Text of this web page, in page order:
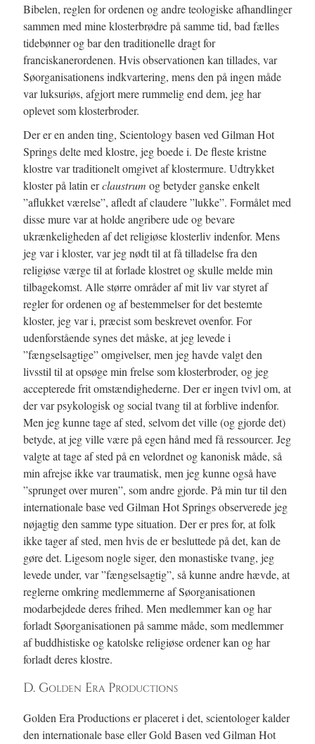
Bibelen, reglen for ordenen og andre teologiske afhandlinger
sammen med mine klosterbrødre på samme tid, bad fælles
tidebønner og bar den traditionelle dragt for
franciskanerordenen. Hvis observationen kan tillades, var
Søorganisationens indkvartering, mens den på ingen måde
var luksuriøs, afgjort mere rummelig end dem, jeg har
oplevet som klosterbroder.
Der er en anden ting, Scientology basen ved Gilman Hot
Springs delte med klostre, jeg boede i. De fleste kristne
klostre var traditionelt omgivet af klostermure. Udtrykket
kloster på latin erclaustrum og betyder ganske enkelt
”aflukket værelse”, afledt af claudere ”lukke”. Formålet med
disse mure var at holde angribere ude og bevare
ukrænkeligheden af det religiøse klosterliv indenfor. Mens
jeg var i kloster, var jeg nødt til at få tilladelse fra den
religiøse værge til at forlade klostret og skulle melde min
tilbagekomst. Alle større områder af mit liv var styret af
regler for ordenen og af bestemmelser for det bestemte
kloster, jeg var i, præcist som beskrevet ovenfor. For
udenforstående synes det måske, at jeg levede i
”fængselsagtige” omgivelser, men jeg havde valgt den
livsstil til at opsøge min frelse som klosterbroder, og jeg
accepterede frit omstændighederne. Der er ingen tvivl om, at
der var psykologisk og social tvang til at forblive indenfor.
Men jeg kunne tage af sted, selvom det ville (og gjorde det)
betyde, at jeg ville være på egen hånd med få ressourcer. Jeg
valgte at tage af sted på en velordnet og kanonisk måde, så
min afrejse ikke var traumatisk, men jeg kunne også have
”sprunget over muren”, som andre gjorde. På min tur til den
internationale base ved Gilman Hot Springs observerede jeg
nøjagtig den samme type situation. Der er pres for, at folk
ikke tager af sted, men hvis de er besluttede på det, kan de
gøre det. Ligesom nogle siger, den monastiske tvang, jeg
levede under, var ”fængselsagtig”, så kunne andre hævde, at
reglerne omkring medlemmerne af Søorganisationen
modarbejdede deres frihed. Men medlemmer kan og har
forladt Søorganisationen på samme måde, som medlemmer
af buddhistiske og katolske religiøse ordener kan og har
forladt deres klostre.
D. Golden Era Productions
Golden Era Productions er placeret i det, scientologer kalder
den internationale base eller Gold Basen ved Gilman Hot